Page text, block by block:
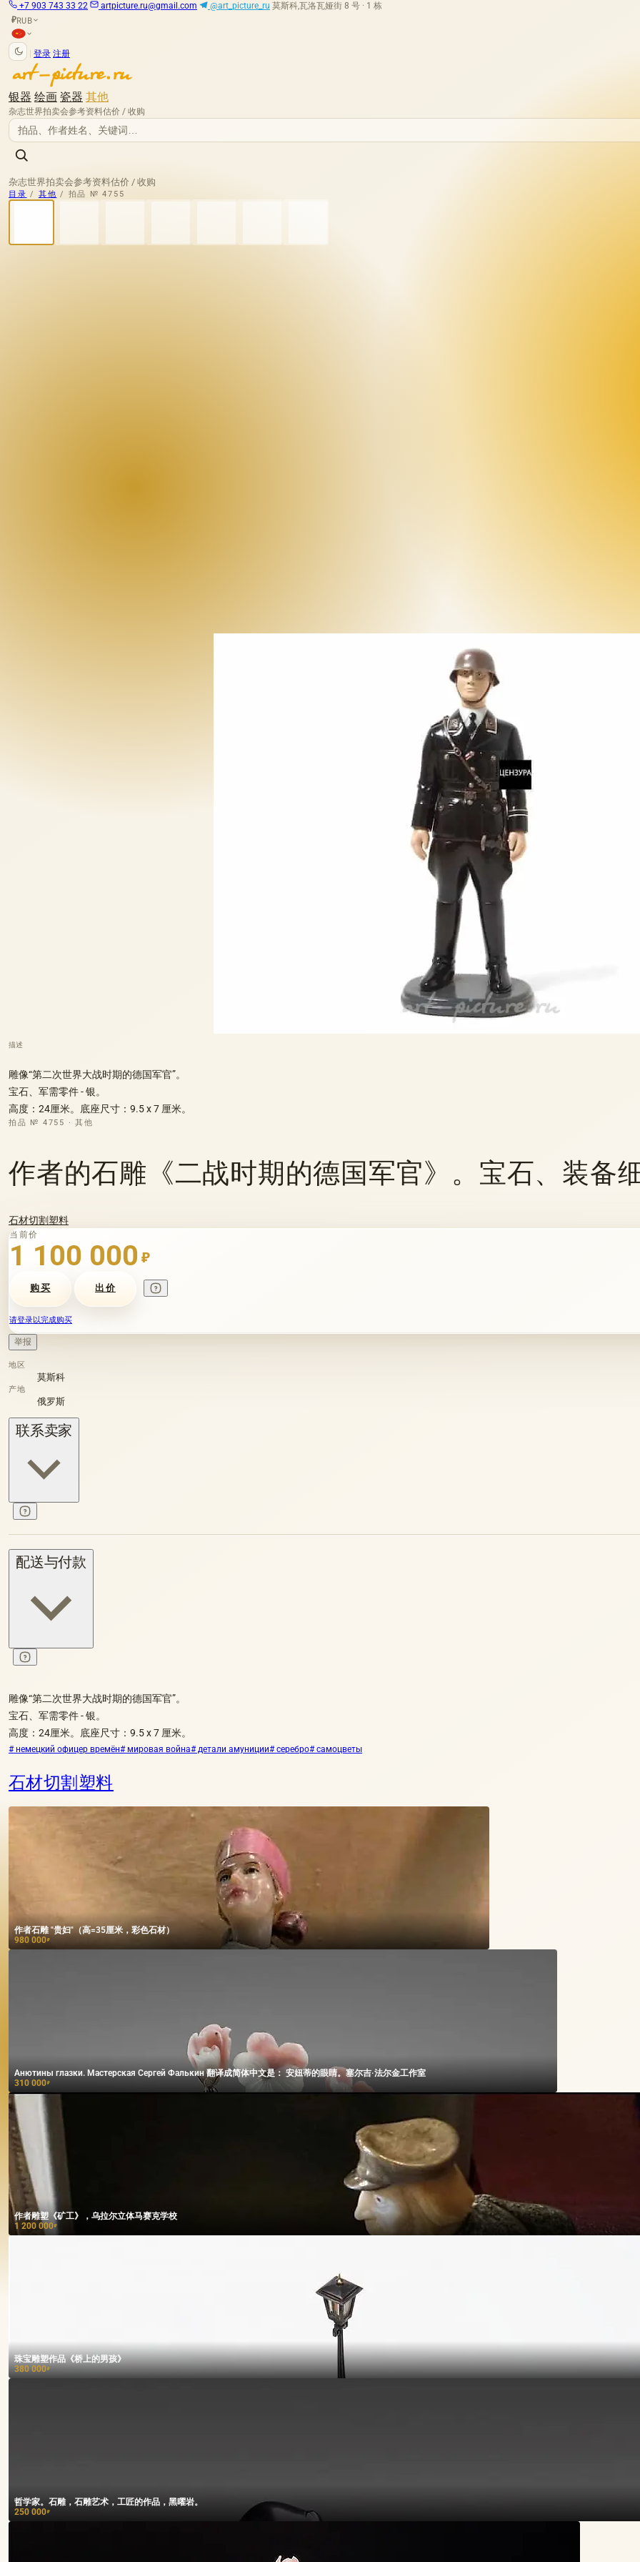
+7 903 743 33 22 artpicture.ru@gmail.com @art_picture_ru 莫斯科,瓦洛瓦娅街 8 号 · 1 栋
₽RUB
登录 注册
银器 绘画 瓷器 其他
杂志世界拍卖会参考资料估价 / 收购
杂志世界拍卖会参考资料估价 / 收购
目录 / 其他 / 拍品 № 4755
描述
雕像“第二次世界大战时期的德国军官”。
宝石、军需零件 - 银。
高度：24厘米。底座尺寸：9.5 x 7 厘米。
拍品 № 4755 · 其他
作者的石雕《二战时期的德国军官》。宝石、装备
石材切割塑料
当前价
1 100 000 ₽
购买 出价
请登录以完成购买
举报
地区
莫斯科
产地
俄罗斯
联系卖家
配送与付款
雕像“第二次世界大战时期的德国军官”。
宝石、军需零件 - 银。
高度：24厘米。底座尺寸：9.5 x 7 厘米。
# немецкий офицер времён# мировая война# детали амуниции# серебро# самоцветы
石材切割塑料
作者石雕 "贵妇"（高=35厘米，彩色石材）
980 000₽
Анютины глазки. Мастерская Сергей Фалькин 翻译成简体中文是： 安妞蒂的眼睛。塞尔吉·法尔金工作室
310 000₽
作者雕塑《矿工》，乌拉尔立体马赛克学校
1 200 000₽
珠宝雕塑作品《桥上的男孩》
380 000₽
哲学家。石雕，石雕艺术，工匠的作品，黑曜岩。
250 000₽